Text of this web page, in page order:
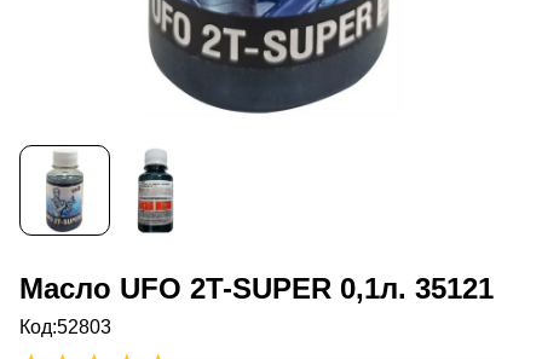
Масло UFO 2T-SUPER 0,1л. 35121
Код:52803